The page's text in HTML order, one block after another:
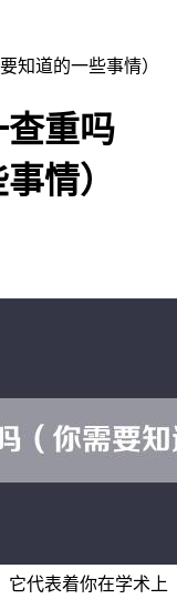
知道的一些事情）
重吗
情）
它代表着你在学术上